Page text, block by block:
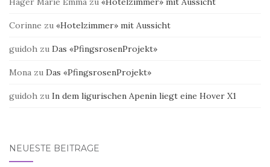
Corinne zu «Hotelzimmer» mit Aussicht
guidoh zu Das «PfingsrosenProjekt»
Mona zu Das «PfingsrosenProjekt»
guidoh zu In dem ligurischen Apenin liegt eine Hover X1
NEUESTE BEITRÄGE